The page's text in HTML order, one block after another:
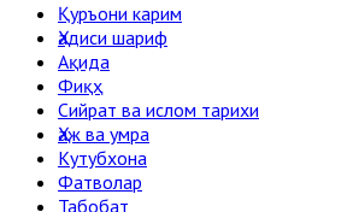
Қуръони карим
Ҳадиси шариф
Ақида
Фиқҳ
Сийрат ва ислом тарихи
Ҳаж ва умра
Кутубхона
Фатволар
Табобат